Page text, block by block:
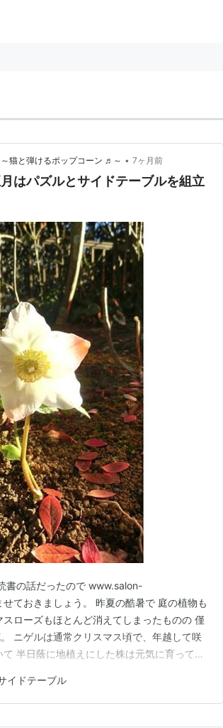
るポップコーン ♬～ • 7ヶ月前
はパズルとサイドテーブルを組立
書の話だったので www.salon-
ておきましょう。 昨夏の酷暑で 庭の植物も
ローズもほとんど消えてしまったものの 僅
ニゲルは通常クリスマス頃で、年越して咲
半日蔭に地植えにした株は元気に育ってま
ぼ新たに迎えるものもなく こちらでの紹介も
イドテーブル